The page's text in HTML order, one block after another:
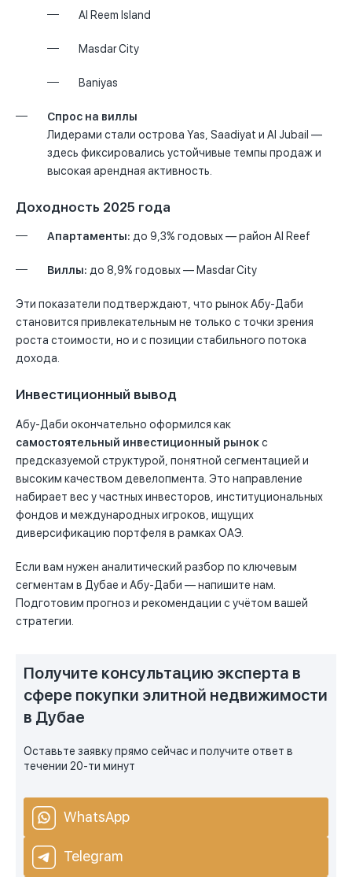
Al Reem Island
Masdar City
Baniyas
Спрос на виллы
Лидерами стали острова Yas, Saadiyat и Al Jubail —
здесь фиксировались устойчивые темпы продаж и
высокая арендная активность.
Доходность 2025 года
Апартаменты: до 9,3% годовых — район Al Reef
Виллы: до 8,9% годовых — Masdar City
Эти показатели подтверждают, что рынок Абу-Даби
становится привлекательным не только с точки зрения
роста стоимости, но и с позиции стабильного потока
дохода.
Инвестиционный вывод
Абу-Даби окончательно оформился как
самостоятельный инвестиционный рынокс
предсказуемой структурой, понятной сегментацией и
высоким качеством девелопмента. Это направление
набирает вес у частных инвесторов, институциональных
фондов и международных игроков, ищущих
диверсификацию портфеля в рамках ОАЭ.
Если вам нужен аналитический разбор по ключевым
сегментам в Дубае и Абу-Даби — напишите нам.
Подготовим прогноз и рекомендации с учётом вашей
стратегии.
Получите консультацию эксперта в
сфере покупки элитной недвижимости
в Дубае
Оставьте заявку прямо сейчас и получите ответ в
течении 20-ти минут
WhatsApp
Telegram